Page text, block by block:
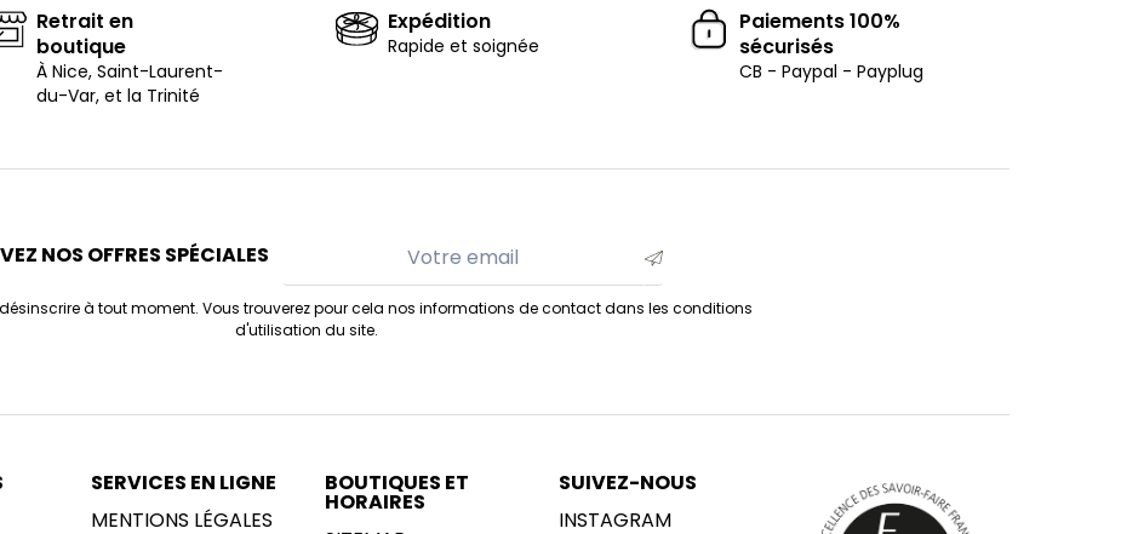
Retrait en
boutique
À Nice, Saint-Laurent-
du-Var, et la Trinité
Expédition
Rapide et soignée
Paiements 100%
sécurisés
CB - Paypal - Payplug
NOS OFFRES SPÉCIALES
à tout moment. Vous trouverez pour cela nos informations de contact dans les conditions
d'utilisation du site.
SERVICES EN LIGNE
MENTIONS LÉGALES
BOUTIQUES ET
HORAIRES
SUIVEZ-NOUS
INSTAGRAM